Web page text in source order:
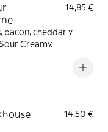
14,85 €
bacon, cheddar y
Creamy.
14,50 €